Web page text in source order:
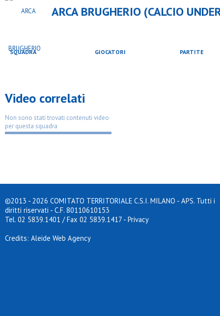
ARCA BRUGHERIO (CALCIO
SQUADRA GIOCATORI PARTITE
Video correlati
Non sono stati trovati contenuti video
per questa squadra
©2013 - 2026 COMITATO TERRITORIALE C.S.I. MILANO - APS. Tutti i
diritti riservati - C.F. 80110610153
Tel. 02 5839.1401 / Fax 02 5839.1417 - Privacy
Credits: Aleide Web Agency